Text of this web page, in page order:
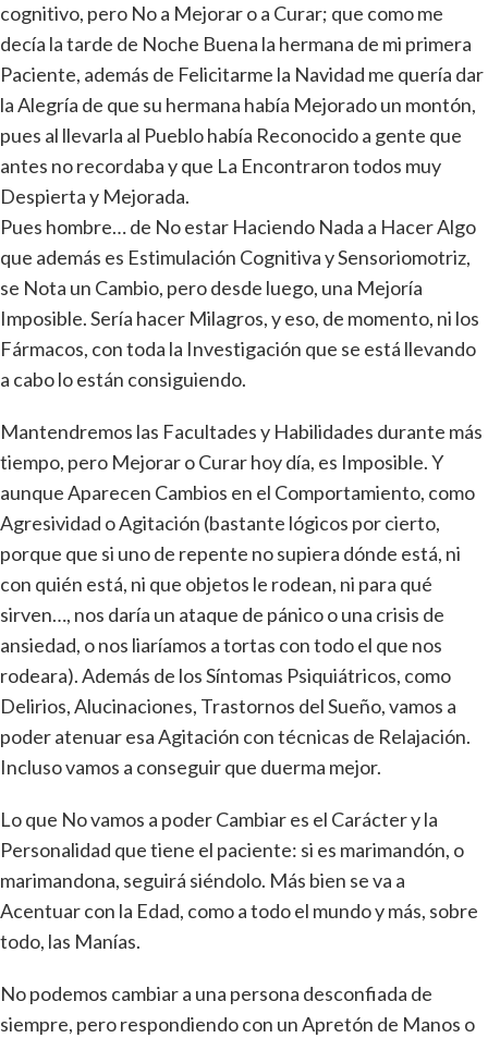
cognitivo, pero No a Mejorar o a Curar; que como me
decía la tarde de Noche Buena la hermana de mi primera
Paciente, además de Felicitarme la Navidad me quería dar
la Alegría de que su hermana había Mejorado un montón,
pues al llevarla al Pueblo había Reconocido a gente que
antes no recordaba y que La Encontraron todos muy
Despierta y Mejorada.
Pues hombre… de No estar Haciendo Nada a Hacer Algo
que además es Estimulación Cognitiva y Sensoriomotriz,
se Nota un Cambio, pero desde luego, una Mejoría
Imposible. Sería hacer Milagros, y eso, de momento, ni los
Fármacos, con toda la Investigación que se está llevando
a cabo lo están consiguiendo.
Mantendremos las Facultades y Habilidades durante más
tiempo, pero Mejorar o Curar hoy día, es Imposible. Y
aunque Aparecen Cambios en el Comportamiento, como
Agresividad o Agitación (bastante lógicos por cierto,
porque que si uno de repente no supiera dónde está, ni
con quién está, ni que objetos le rodean, ni para qué
sirven…, nos daría un ataque de pánico o una crisis de
ansiedad, o nos liaríamos a tortas con todo el que nos
rodeara). Además de los Síntomas Psiquiátricos, como
Delirios, Alucinaciones, Trastornos del Sueño, vamos a
poder atenuar esa Agitación con técnicas de Relajación.
Incluso vamos a conseguir que duerma mejor.
Lo que No vamos a poder Cambiar es el Carácter y la
Personalidad que tiene el paciente: si es marimandón, o
marimandona, seguirá siéndolo. Más bien se va a
Acentuar con la Edad, como a todo el mundo y más, sobre
todo, las Manías.
No podemos cambiar a una persona desconfiada de
siempre, pero respondiendo con un Apretón de Manos o